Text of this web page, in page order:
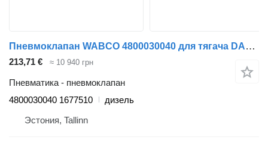
Пневмоклапан WABCO 4800030040 для тягача DAF LF45, LF55, LF180, CF65, CF75, CF85 (2001-)
213,71 € ≈ 10 940 грн
Пневматика - пневмоклапан
4800030040 1677510
дизель
Эстония, Tallinn